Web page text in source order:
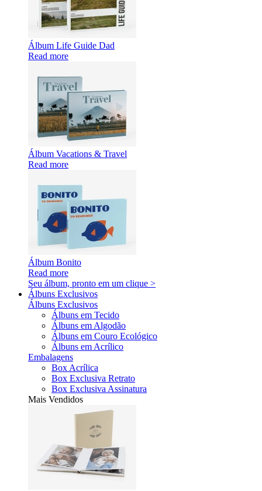
Álbum Life Guide Dad
Read more
Álbum Vacations & Travel
Read more
Álbum Bonito
Read more
Seu álbum, pronto em um clique >
Álbuns Exclusivos
Álbuns Exclusivos
Álbuns em Tecido
Álbuns em Algodão
Álbuns em Couro Ecológico
Álbuns em Acrílico
Embalagens
Box Acrílica
Box Exclusiva Retrato
Box Exclusiva Assinatura
Mais Vendidos